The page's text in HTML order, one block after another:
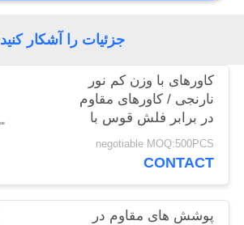
نقشه
سایت
PRIVACY
POLICY
جزئیات را آشکار کنید
کاورهای با وزن کم نور
نارنجی / کاورهای مقاوم
در برابر فلش قوس با
هود NFPA 2112
negotiable MOQ:500PCS
CONTACT
پوشش های مقاوم در